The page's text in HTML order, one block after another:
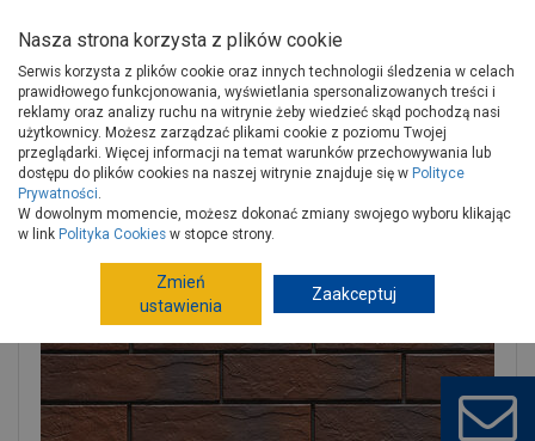
Strona główna Wykończenie
Wykończenia ścian
Kamień, płytki dekoracyjne
Płytka klinkierowa
Płytka elewacyjna Burgund rustiko cieniowana 24,5x6,5 cm CERRAD
Nasza strona korzysta z plików cookie
Serwis korzysta z plików cookie oraz innych technologii śledzenia w celach
prawidłowego funkcjonowania, wyświetlania spersonalizowanych treści i
reklamy oraz analizy ruchu na witrynie żeby wiedzieć skąd pochodzą nasi
użytkownicy. Możesz zarządzać plikami cookie z poziomu Twojej
przeglądarki. Więcej informacji na temat warunków przechowywania lub
dostępu do plików cookies na naszej witrynie znajduje się w Polityce
Prywatności.
W dowolnym momencie, możesz dokonać zmiany swojego wyboru klikając
w link Polityka Cookies w stopce strony.
Zmień
ustawienia
Zaakceptuj